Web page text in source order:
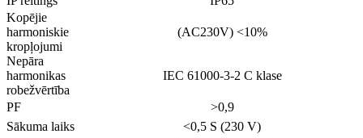
Kopējie
harmoniskie
kropļojumi
(AC230V) <10%
Nepāra
harmonikas
robežvērtība
IEC 61000-3-2 C klase
PF
>0,9
Sākuma laiks
<0,5 S (230 V)